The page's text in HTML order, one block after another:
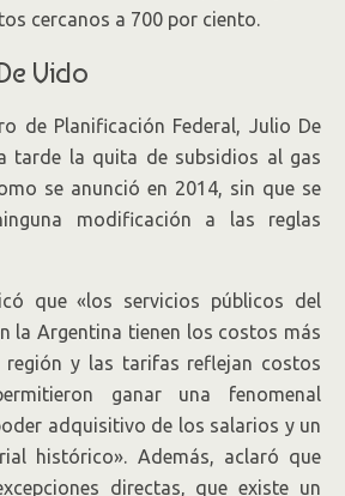
cercanos a 700 por ciento.
Vido
de Planificación Federal, Julio De
tarde la quita de subsidios al gas
se anunció en 2014, sin que se
modificación a las reglas
que «los servicios públicos del
la Argentina tienen los costos más
región y las tarifas reflejan costos
ganar una fenomenal
adquisitivo de los salarios y un
histórico». Además, aclaró que
directas, que existe un